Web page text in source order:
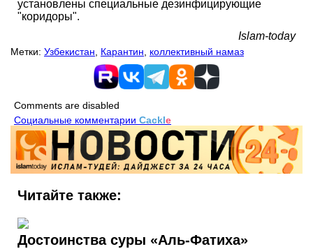
установлены специальные дезинфицирующие
"коридоры".
Islam-today
Метки: Узбекистан Карантин коллективный намаз
Comments are disabled
Социальные комментарии Cackle
Читайте также:
Достоинства суры «Аль-Фатиха»